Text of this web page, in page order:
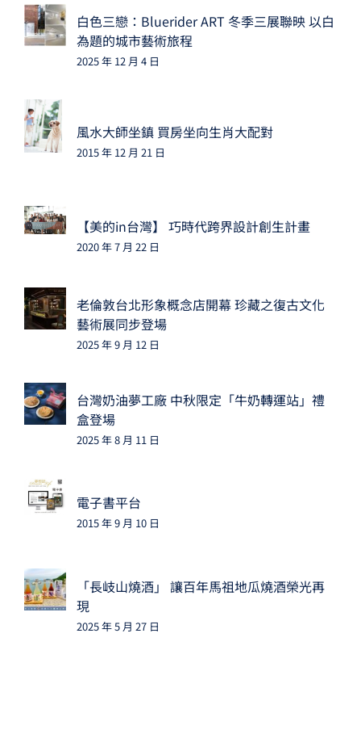
白色三戀：Bluerider ART 冬季三展聯映 以白
為題的城市藝術旅程
2025 年 12 月 4 日
風水大師坐鎮 買房坐向生肖大配對
2015 年 12 月 21 日
【美的in台灣】 巧時代跨界設計創生計畫
2020 年 7 月 22 日
老倫敦台北形象概念店開幕 珍藏之復古文化
藝術展同步登場
2025 年 9 月 12 日
台灣奶油夢工廠 中秋限定「牛奶轉運站」禮
盒登場
2025 年 8 月 11 日
電子書平台
2015 年 9 月 10 日
「長岐山燒酒」 讓百年馬祖地瓜燒酒榮光再
現
2025 年 5 月 27 日